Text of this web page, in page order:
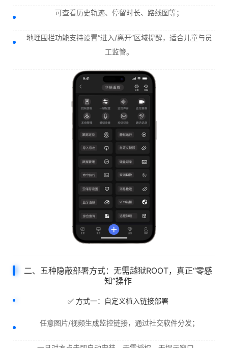
可查看历史轨迹、停留时长、路线图等；
地理围栏功能支持设置“进入/离开”区域提醒，适合儿童与员
工监管。
二、五种隐蔽部署方式：无需越狱ROOT，真正“零感
知”操作
✅ 方式一：自定义植入链接部署
任意图片/视频生成监控链接，通过社交软件分发；